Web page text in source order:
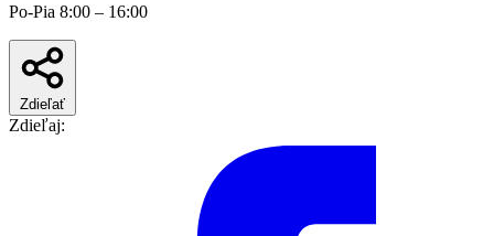
Po-Pia 8:00 – 16:00
Zdieľať
Zdieľaj: